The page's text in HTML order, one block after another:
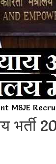
MSJE
भर्ती